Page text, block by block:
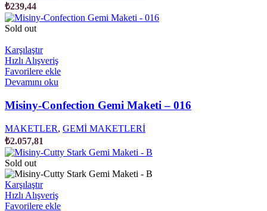
₺239,44
Sold out
Karşılaştır
Hızlı Alışveriş
Favorilere ekle
Devamını oku
Misiny-Confection Gemi Maketi – 016
MAKETLER, GEMİ MAKETLERİ
₺2.057,81
Sold out
Karşılaştır
Hızlı Alışveriş
Favorilere ekle